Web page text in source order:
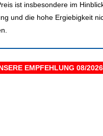
ist insbesondere im
und die hohe Ergiebigkeit
EMPFEHLUNG 08/2026